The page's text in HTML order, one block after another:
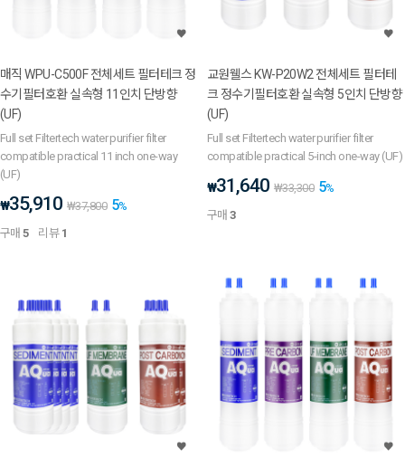
매직 WPU-C500F 전체세트 필터테크 정
수기필터호환 실속형 11인치 단방향
(UF)
Full set Filtertech water purifier filter
compatible practical 11 inch one-way
(UF)
₩35,910 ₩37,800 5%
구매5 리뷰 1
교원웰스 KW-P20W2 전체세트 필터테
크 정수기필터호환 실속형 5인치 단방향
(UF)
Full set Filtertech water purifier filter
compatible practical 5-inch one-way (UF)
₩31,640 ₩33,300 5%
구매3